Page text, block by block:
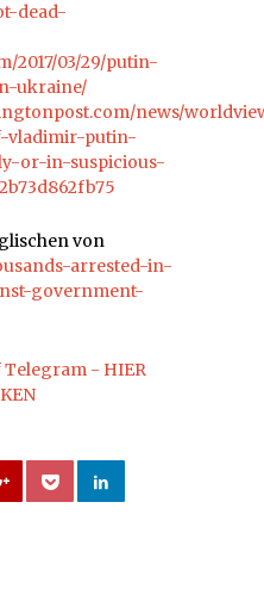
dead-
2017/03/29/putin-
ukraine/
news/
vladimir-putin-
or-in-suspicious-
von
arrested-in-
government-
- HIER